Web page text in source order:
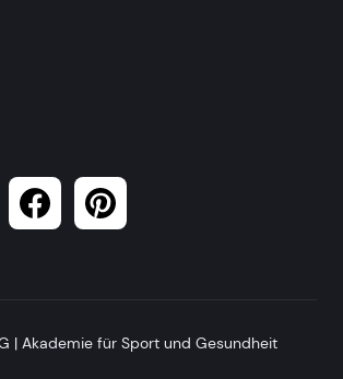
| Akademie für Sport und Gesundheit